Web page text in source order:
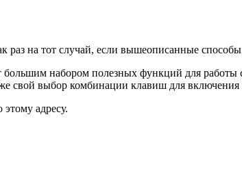
на тот случай, если вышеописанные
набором полезных функций для работы с
свой выбор комбинации клавиш для
адресу.